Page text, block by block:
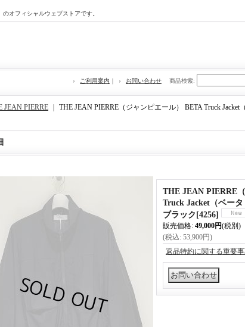
オフィシャルウェブストアです。
ご利用案内 ｜ お問い合わせ 商品検索:
JEAN PIERRE
THE JEAN PIERRE（ジャンピエール） BETA Truck
THE JEAN PIERRE
Truck Jacket（ベータ
ブラック [4256]
販売価格: 49,000円(税別)
(税込: 53,900円)
返品特約に関する重要